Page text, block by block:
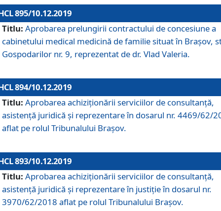
895/10.12.2019
Titlu: Aprobarea prelungirii contractului de concesiune a
cabinetului medical medicină de familie situat în Braşov,
Gospodarilor nr. 9, reprezentat de dr. Vlad Valeria.
894/10.12.2019
Titlu: Aprobarea achiziţionării serviciilor de consultanţă,
asistenţă juridică şi reprezentare în dosarul nr. 4469/62/
aflat pe rolul Tribunalului Braşov.
893/10.12.2019
Titlu: Aprobarea achiziţionării serviciilor de consultanţă,
asistenţă juridică şi reprezentare în justiţie în dosarul nr.
3970/62/2018 aflat pe rolul Tribunalului Braşov.